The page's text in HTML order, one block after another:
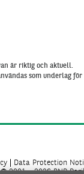
är riktig och aktuell.
som underlag för
Data Protection
© 2001 - 2026 BNP